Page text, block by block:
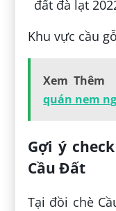
Khu vực cầu
Xem Thêm
quán nem
Gợi ý
Cầu Đất
Tại đồi chè